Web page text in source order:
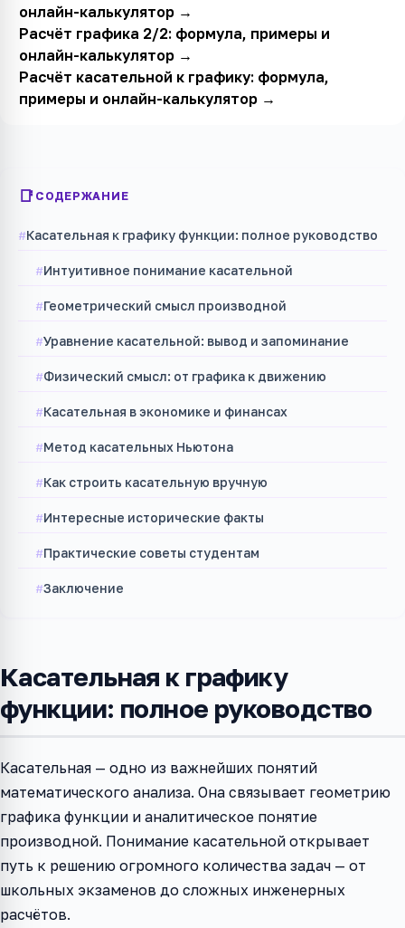
онлайн-калькулятор→
Расчёт графика 2/2: формула, примеры и
онлайн-калькулятор→
Расчёт касательной к графику: формула,
примеры и онлайн-калькулятор→
СОДЕРЖАНИЕ
Касательная к графику функции: полное руководство
Интуитивное понимание касательной
Геометрический смысл производной
Уравнение касательной: вывод и запоминание
Физический смысл: от графика к движению
Касательная в экономике и финансах
Метод касательных Ньютона
Как строить касательную вручную
Интересные исторические факты
Практические советы студентам
Заключение
Касательная к графику
функции: полное руководство
Касательная — одно из важнейших понятий
математического анализа. Она связывает геометрию
графика функции и аналитическое понятие
производной. Понимание касательной открывает
путь к решению огромного количества задач — от
школьных экзаменов до сложных инженерных
расчётов.